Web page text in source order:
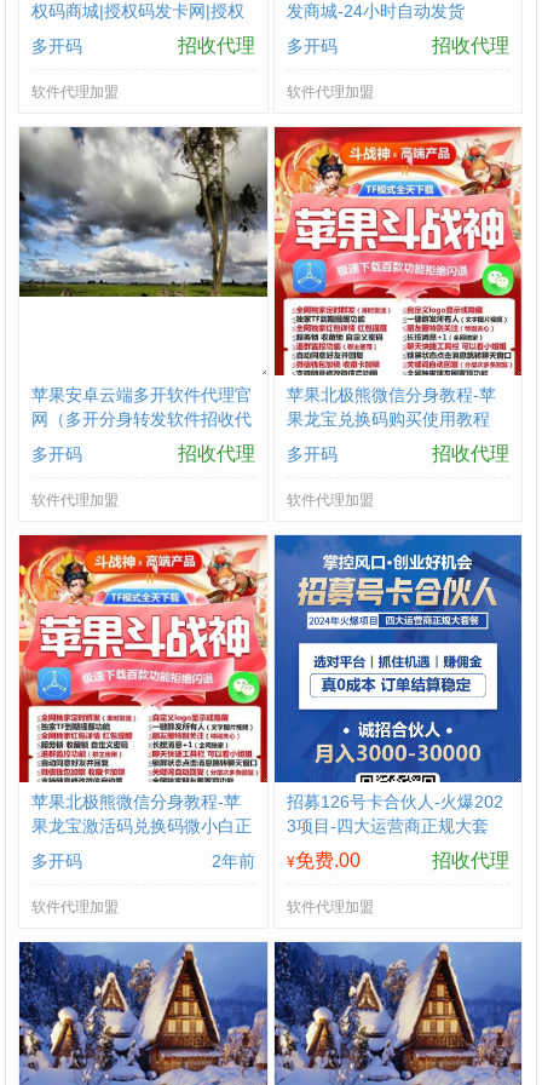
权码商城|授权码发卡网|授权
码24小时自助发卡|点击进入
多开码 招收代理
软件代理加盟
发商城-24小时自动发货
多开码
招收代理
软件代理加盟
苹果安卓云端多开软件代理官
网（多开分身转发软件招收代
理）
多开码 招收代理
软件代理加盟
苹果北极熊微信分身教程-苹
果龙宝兑换码购买使用教程
多开码
招收代理
软件代理加盟
苹果北极熊微信分身教程-苹
果龙宝激活码兑换码微小白正
版授权
多开码 2年前
软件代理加盟
招募126号卡合伙人-火爆202
3项目-四大运营商正规大套
餐-月入3000-30000
¥免费.00 招收代理
软件代理加盟